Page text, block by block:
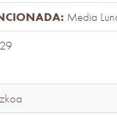
Media